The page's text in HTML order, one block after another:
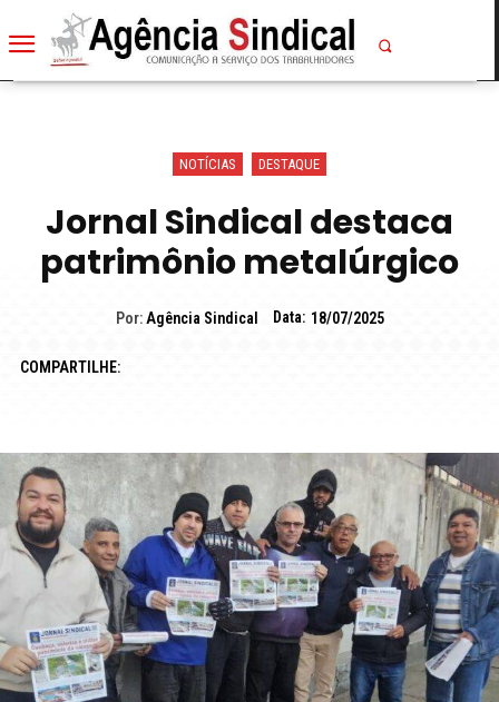
NOTÍCIAS DESTAQUE
Jornal Sindical destaca
patrimônio metalúrgico
Por: Agência Sindical Data: 18/07/2025
COMPARTILHE: